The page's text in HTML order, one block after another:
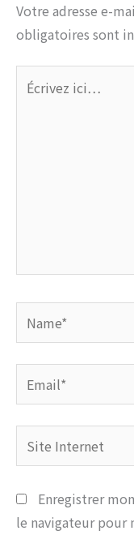
Votre adresse e-
obligatoires sont
Écrivez
ici…
Email*
Site
Enregistrer
le navigateur pour